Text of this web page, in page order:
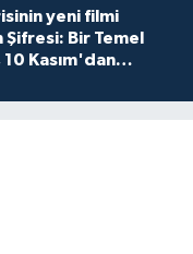
yeni filmi
Şifresi: Bir Temel
10 Kasım'dan